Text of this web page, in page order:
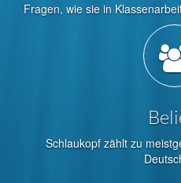
Fragen, wie sie in
Schlaukopf zählt zu